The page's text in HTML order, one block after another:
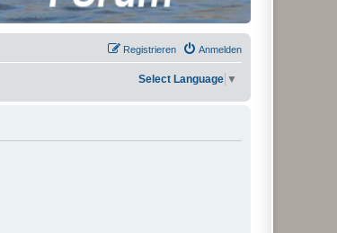
Anmelden
Registrieren
Select Language ▼